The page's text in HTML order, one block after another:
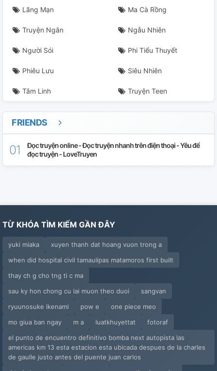
Lãng Mạn Ma Cà Rồng
Truyện Ngắn Ngẫu Nhiên
Người Sói Phi Tiểu Thuyết
Phiêu Lưu Siêu Nhiên
Tâm Linh Truyện Teen
FRIENDS
Đọc truyện online - Đọc truyện nhanh trên điện thoại - Yêu để
đọc truyện - LoveTruyen
TỪ KHÓA TÌM KIẾM GẦN ĐÂY
yuki miaka
xuyen thanh dat hoang vuon trong a
when did hospital civil tamaulipas matamoros first built
thay ch g cho tng ti c ma
sau ky hon chong cu lai muon theo duoi
sangvan
ryuunosuke ikenami
pow e
one piece meo
mo giua ban ngay
m a luatkhuyettat
fotoraf
el punto de encuentro definitivo bomba next autopista las
americas km 13 esta estacion esta ubicada despues de la charles
de gaulle justo antes del puente juan carlos